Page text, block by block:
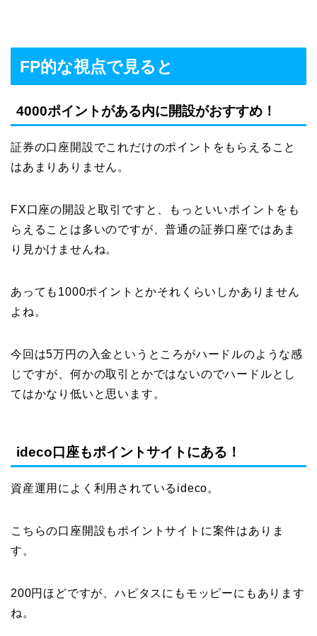
FP的な視点で見ると
4000ポイントがある内に開設がおすすめ！
証券の口座開設でこれだけのポイントをもらえること
はあまりありません。
FX口座の開設と取引ですと、もっといいポイントをも
らえることは多いのですが、普通の証券口座ではあま
り見かけませんね。
あっても1000ポイントとかそれくらいしかありません
よね。
今回は5万円の入金というところがハードルのような感
じですが、何かの取引とかではないのでハードルとし
てはかなり低いと思います。
ideco口座もポイントサイトにある！
資産運用によく利用されているideco。
こちらの口座開設もポイントサイトに案件はありま
す。
200円ほどですが、ハピタスにもモッピーにもあります
ね。